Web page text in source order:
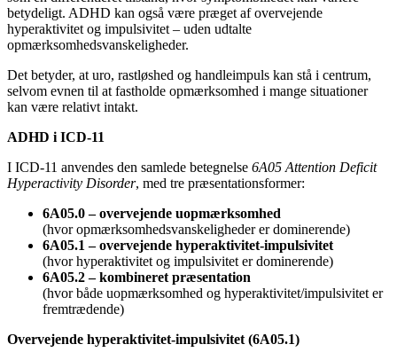
betydeligt. ADHD kan også være præget af overvejende
hyperaktivitet og impulsivitet – uden udtalte
opmærksomhedsvanskeligheder.
Det betyder, at uro, rastløshed og handleimpuls kan stå i centrum,
selvom evnen til at fastholde opmærksomhed i mange situationer
kan være relativt intakt.
ADHD i ICD-11
I ICD-11 anvendes den samlede betegnelse 6A05 Attention Deficit
Hyperactivity Disorder, med tre præsentationsformer:
6A05.0 – overvejende uopmærksomhed
(hvor opmærksomhedsvanskeligheder er dominerende)
6A05.1 – overvejende hyperaktivitet-impulsivitet
(hvor hyperaktivitet og impulsivitet er dominerende)
6A05.2 – kombineret præsentation
(hvor både uopmærksomhed og hyperaktivitet/impulsivitet er
fremtrædende)
Overvejende hyperaktivitet-impulsivitet (6A05.1)